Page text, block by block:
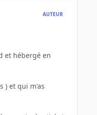
AUTEUR
et hébergé en
) et qui m'as